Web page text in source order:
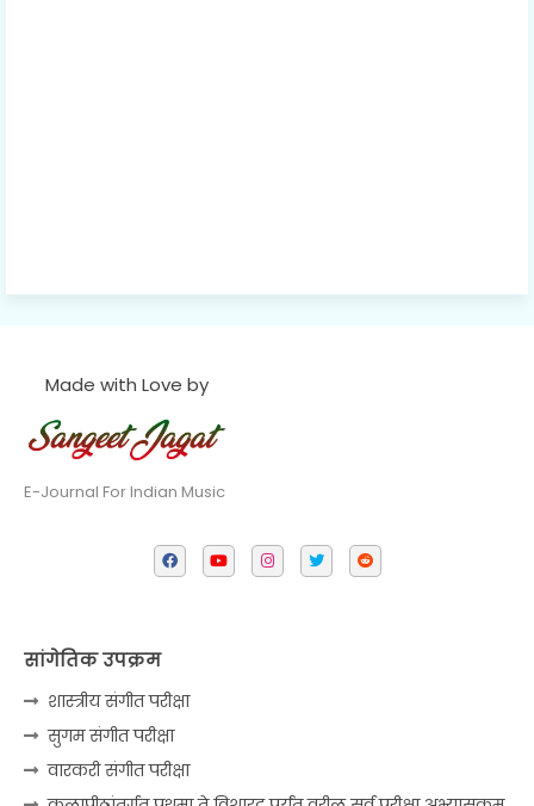
Made with Love by
E-Journal For Indian Music
सांगेतिक उपक्रम
शास्त्रीय संगीत परीक्षा
सुगम संगीत परीक्षा
वारकरी संगीत परीक्षा